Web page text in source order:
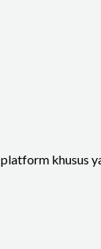
khusus